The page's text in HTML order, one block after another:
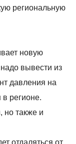
региональную
новую
вывести из
давления на
регионе.
но также и